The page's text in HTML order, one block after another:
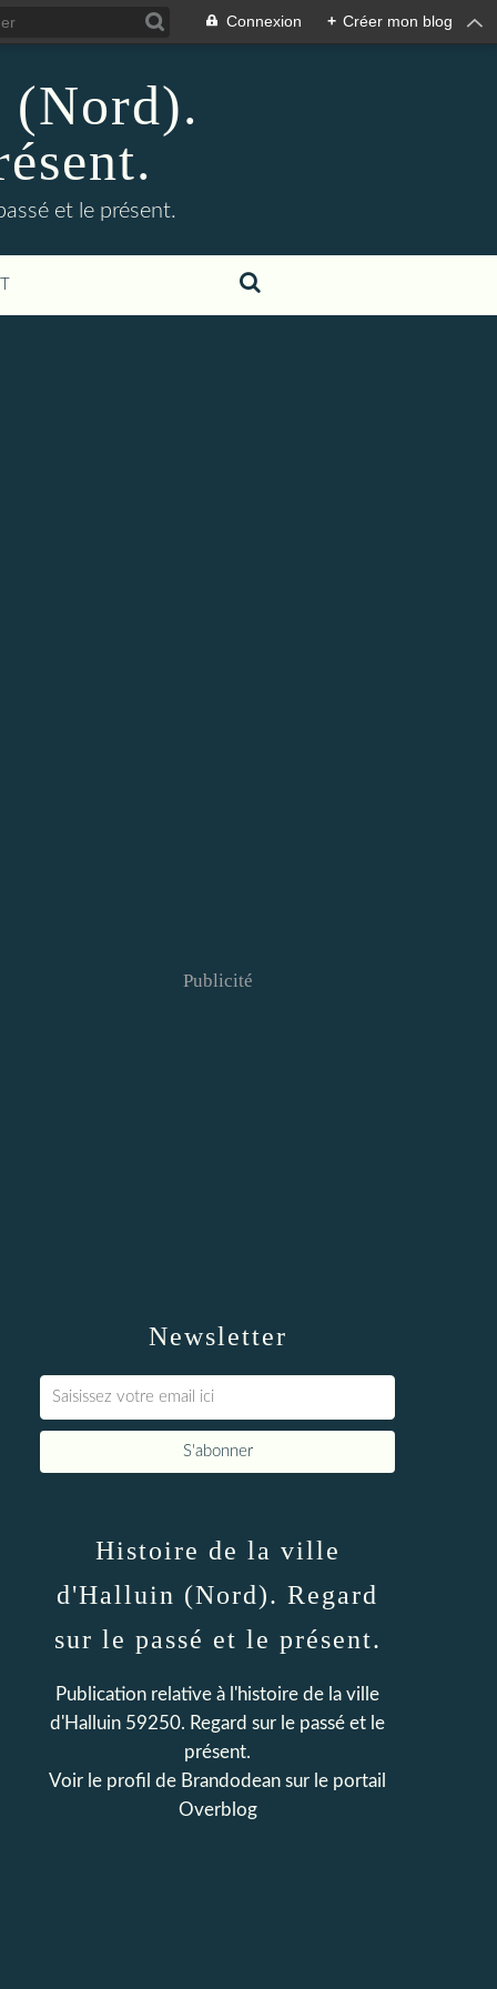
Connexion + Créer mon blog
et le présent.
Newsletter
Publicité
Histoire de la ville
d'Halluin (Nord). Regard
sur le passé et le présent.
Publication relative à l'histoire de la ville
d'Halluin 59250. Regard sur le passé et le
présent.
Voir le profil de Brandodean sur le portail
Overblog